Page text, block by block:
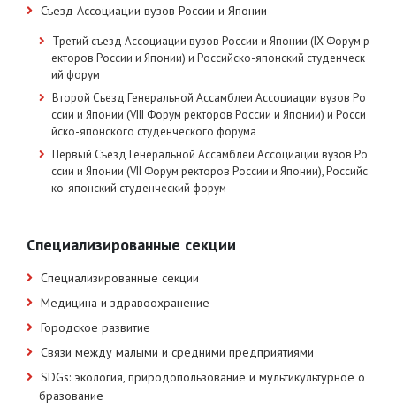
Съезд Ассоциации вузов России и Японии
Третий съезд Ассоциации вузов России и Японии (IX Форум р
екторов России и Японии) и Российско-японский студенческ
ий форум
Второй Съезд Генеральной Ассамблеи Ассоциации вузов Ро
ссии и Японии (VIII Форум ректоров России и Японии) и Росси
йско-японского студенческого форума
Первый Съезд Генеральной Ассамблеи Ассоциации вузов Ро
ссии и Японии (VII Форум ректоров России и Японии), Российс
ко-японский студенческий форум
Специализированные секции
Специализированные секции
Медицина и здравоохранение
Городское развитие
Связи между малыми и средними предприятиями
SDGs: экология, природопользование и мультикультурное о
бразование